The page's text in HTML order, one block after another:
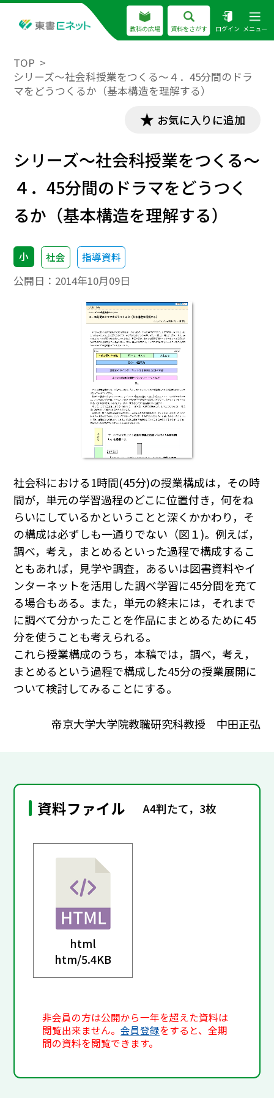
教科の広場 資料をさがす ログイン メニュー
TOP
シリーズ～社会科授業をつくる～４．45分間のドラ
マをどうつくるか（基本構造を理解する）
お気に入りに追加
シリーズ～社会科授業をつくる～
４．45分間のドラマをどうつく
るか（基本構造を理解する）
小 社会 指導資料
公開日： 2014年10月09日
社会科における1時間(45分)の授業構成は，その時
間が，単元の学習過程のどこに位置付き，何をね
らいにしているかということと深くかかわり，そ
の構成は必ずしも一通りでない（図１)。例えば，
調べ，考え，まとめるといった過程で構成するこ
ともあれば，見学や調査，あるいは図書資料やイ
ンターネットを活用した調べ学習に45分間を充て
る場合もある。また，単元の終末には，それまで
に調べて分かったことを作品にまとめるために45
分を使うことも考えられる。
これら授業構成のうち，本稿では，調べ，考え，
まとめるという過程で構成した45分の授業展開に
ついて検討してみることにする。
帝京大学大学院教職研究科教授 中田正弘
資料ファイル A4判たて，3枚
html
htm/5.4KB
非会員の方は公開から一年を超えた資料は
閲覧出来ません。会員登録をすると、全期
間の資料を閲覧できます。